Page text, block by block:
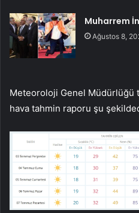
Muharrem
Ağustos 8,
Meteoroloji Genel Müdürlüğü
hava tahmin raporu şu